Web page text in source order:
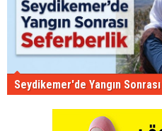
Seydikemer'de Yangın